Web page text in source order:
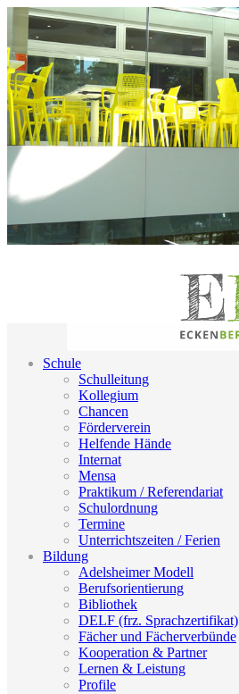
Schule
Schulleitung
Kollegium
Chancen
Förderverein
Helfende Hände
Internat
Mensa
Praktikum / Referendariat
Schulordnung
Termine
Unterrichtszeiten / Ferien
Bildung
Adelsheimer Modell
Berufsorientierung
Bibliothek
DELF (frz. Sprachzertifikat)
Fächer und Fächerverbünde
Kooperation & Partner
Lernen & Leistung
Profile